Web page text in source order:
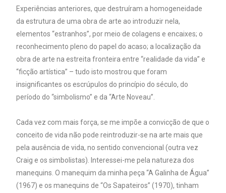
Experiências anteriores, que destruíram a homogeneidade
da estrutura de uma obra de arte ao introduzir nela,
elementos “estranhos”, por meio de colagens e encaixes; o
reconhecimento pleno do papel do acaso; a localização da
obra de arte na estreita fronteira entre “realidade da vida” e
“ficção artística” – tudo isto mostrou que foram
insignificantes os escrúpulos do princípio do século, do
período do “simbolismo” e da “Arte Noveau”.
Cada vez com mais força, se me impõe a convicção de que o
conceito de vida não pode reintroduzir-se na arte mais que
pela ausência de vida, no sentido convencional (outra vez
Craig e os simbolistas). Interessei-me pela natureza dos
manequins. O manequim da minha peça “A Galinha de Água”
(1967) e os manequins de “Os Sapateiros” (1970), tinham